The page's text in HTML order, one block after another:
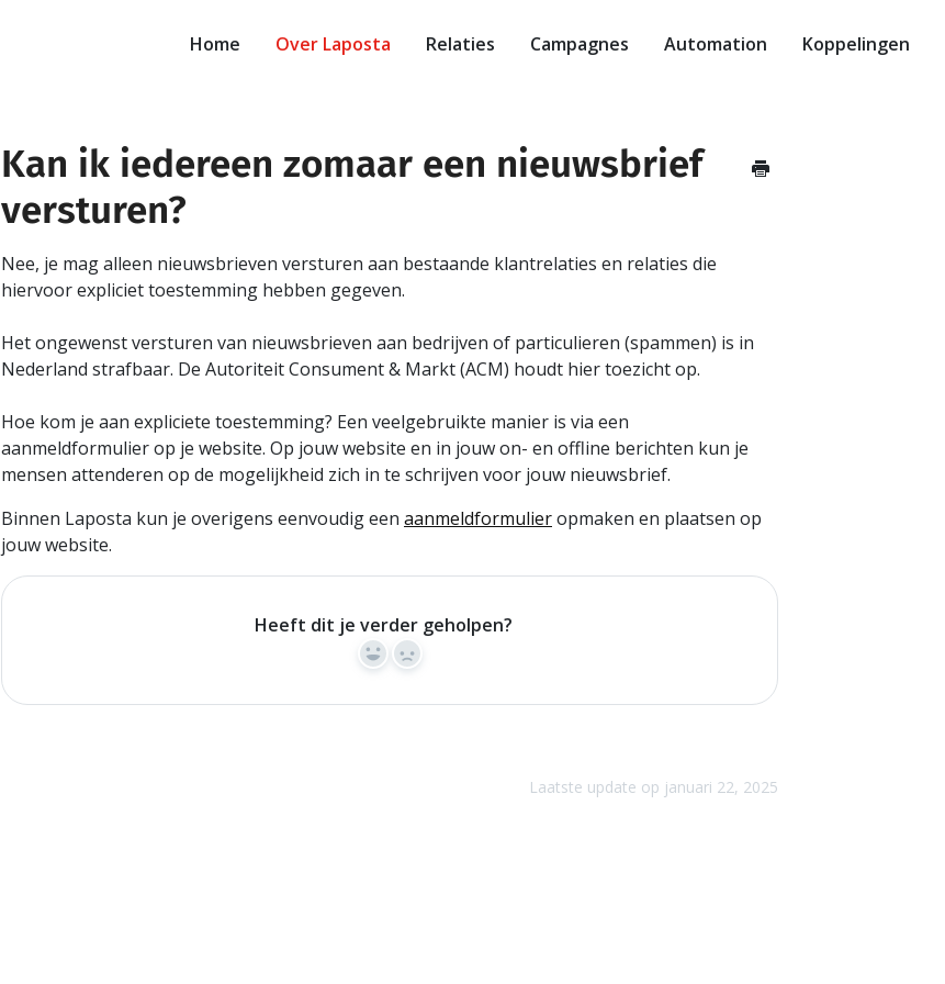
Home Over Laposta Relaties Campagnes Automation Koppelingen
Kan ik iedereen zomaar een nieuwsbrief
versturen?
Nee, je mag alleen nieuwsbrieven versturen aan bestaande klantrelaties en relaties die
hiervoor expliciet toestemming hebben gegeven.
Het ongewenst versturen van nieuwsbrieven aan bedrijven of particulieren (spammen) is in
Nederland strafbaar. De Autoriteit Consument & Markt (ACM) houdt hier toezicht op.
Hoe kom je aan expliciete toestemming? Een veelgebruikte manier is via een
aanmeldformulier op je website. Op jouw website en in jouw on- en offline berichten kun je
mensen attenderen op de mogelijkheid zich in te schrijven voor jouw nieuwsbrief.
Binnen Laposta kun je overigens eenvoudig een aanmeldformulieropmaken en plaatsen op
jouw website.
Heeft dit je verder geholpen?
Yes No
Laatste update op januari 22, 2025